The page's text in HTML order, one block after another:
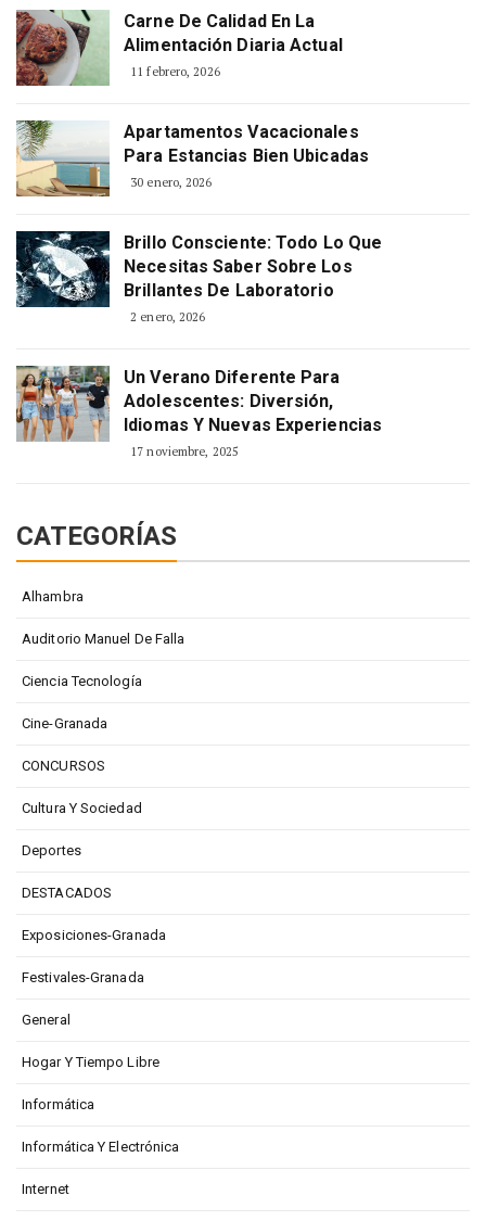
Carne De Calidad En La
Alimentación Diaria Actual
11 febrero, 2026
Apartamentos Vacacionales
Para Estancias Bien Ubicadas
30 enero, 2026
Brillo Consciente: Todo Lo Que
Necesitas Saber Sobre Los
Brillantes De Laboratorio
2 enero, 2026
Un Verano Diferente Para
Adolescentes: Diversión,
Idiomas Y Nuevas Experiencias
17 noviembre, 2025
CATEGORÍAS
Alhambra
Auditorio Manuel De Falla
Ciencia Tecnología
Cine-Granada
CONCURSOS
Cultura Y Sociedad
Deportes
DESTACADOS
Exposiciones-Granada
Festivales-Granada
General
Hogar Y Tiempo Libre
Informática
Informática Y Electrónica
Internet